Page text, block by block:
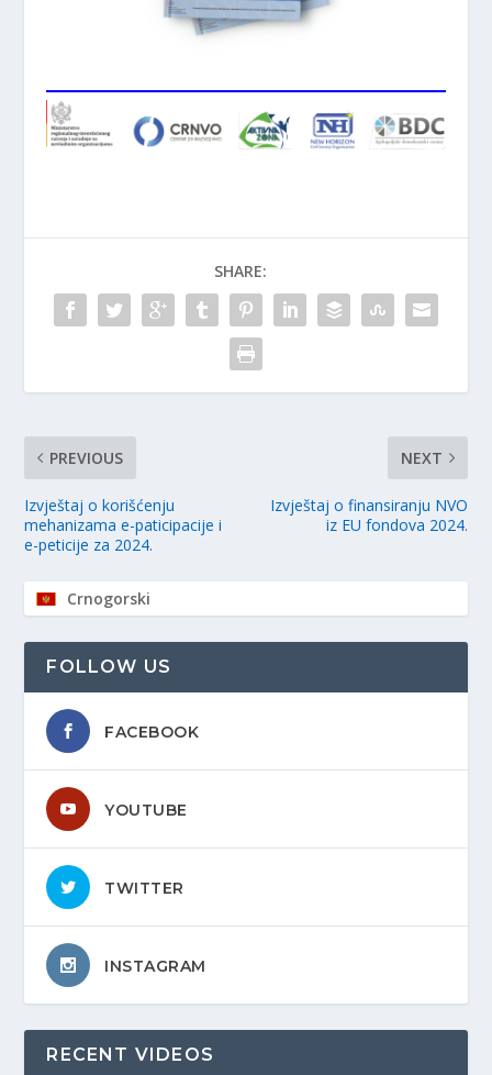
SHARE:
PREVIOUS
Izvještaj o korišćenju
mehanizama e-paticipacije i
e-peticije za 2024.
NEXT
Izvještaj o finansiranju NVO
iz EU fondova 2024.
Crnogorski
FOLLOW US
FACEBOOK
YOUTUBE
TWITTER
INSTAGRAM
RECENT VIDEOS